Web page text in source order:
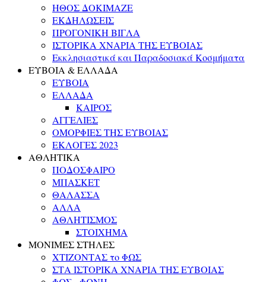
ΗΘΟΣ ΔΟΚΙΜΑΖΕ
ΕΚΔΗΛΩΣΕΙΣ
ΠΡΟΓΟΝΙΚΗ ΒΙΓΛΑ
ΙΣΤΟΡΙΚΑ ΧΝΑΡΙΑ ΤΗΣ ΕΥΒΟΙΑΣ
Εκκλησιαστικά και Παραδοσιακά Κοσμήματα
ΕΥΒΟΙΑ & ΕΛΛΑΔΑ
ΕΥΒΟΙΑ
ΕΛΛΑΔΑ
ΚΑΙΡΟΣ
ΑΓΓΕΛΙΕΣ
ΟΜΟΡΦΙΕΣ ΤΗΣ ΕΥΒΟΙΑΣ
ΕΚΛΟΓΕΣ 2023
ΑΘΛΗΤΙΚΑ
ΠΟΔΟΣΦΑΙΡΟ
ΜΠΑΣΚΕΤ
ΘΑΛΑΣΣΑ
ΑΛΛΑ
ΑΘΛΗΤΙΣΜΟΣ
ΣΤΟΙΧΗΜΑ
ΜΟΝΙΜΕΣ ΣΤΗΛΕΣ
ΧΤΙΖΟΝΤΑΣ το ΦΩΣ
ΣΤΑ ΙΣΤΟΡΙΚΑ ΧΝΑΡΙΑ ΤΗΣ ΕΥΒΟΙΑΣ